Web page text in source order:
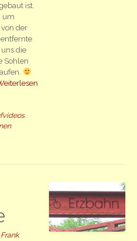
ist.
um
der
die
Sohlen
,
Frank